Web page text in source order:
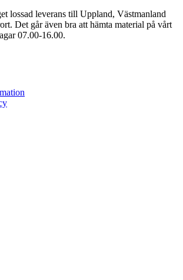
lossad leverans till Uppland, Västmanland
Det går även bra att hämta material på vårt
07.00-16.00.